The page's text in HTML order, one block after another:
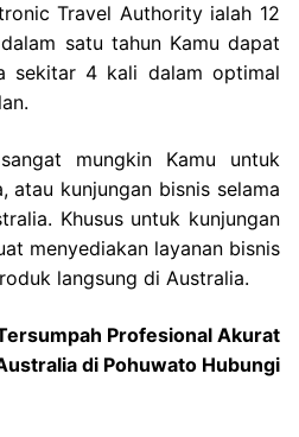
Travel Authority ialah 12
satu tahun Kamu dapat
sekitar 4 kali dalam optimal
mungkin Kamu untuk
atau kunjungan bisnis selama
Khusus untuk kunjungan
menyediakan layanan bisnis
langsung di Australia.
Profesional Akurat
di Pohuwato Hubungi